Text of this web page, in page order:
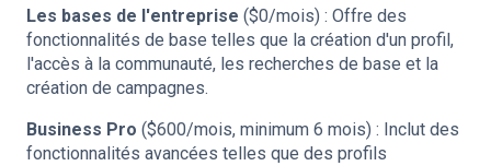
Les bases de l'entreprise ($0/mois) : Offre des
fonctionnalités de base telles que la création d'un profil,
l'accès à la communauté, les recherches de base et la
création de campagnes.
Business Pro ($600/mois, minimum 6 mois) : Inclut des
fonctionnalités avancées telles que des profils